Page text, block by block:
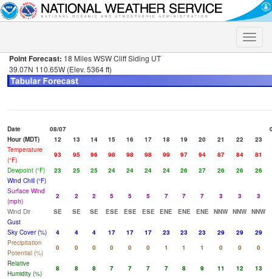
Toggle
Point Forecast: 18 Miles WSW Cliff Siding UT
39.07N 110.65W (Elev. 5364 ft)
Date 08/07
Hour (MDT)
12 13 14 15 16 17 18 19 20 21 22
23
Temperature
(°F)
93 95 96 98 98 98 99 97 94 87 84
81
Dewpoint (°F)
23 25 25 24 24 24 24 26 27 26 26
26
Wind Chill (°F)
Surface Wind
(mph)
2 2 2 5 5 5 7 7 7 3 3
3
Wind Dir
SE SE SE ESE ESE ESE ENE ENE ENE NNW NNW NNW
Gust
Sky Cover (%)
4 4 4 17 17 17 23 23 23 29 29
29
Precipitation
Potential (%)
0 0 0 0 0 0 1 1 1 0 0
0
Relative
Humidity (%)
8 8 8 7 7 7 7 8 9 11 12
13